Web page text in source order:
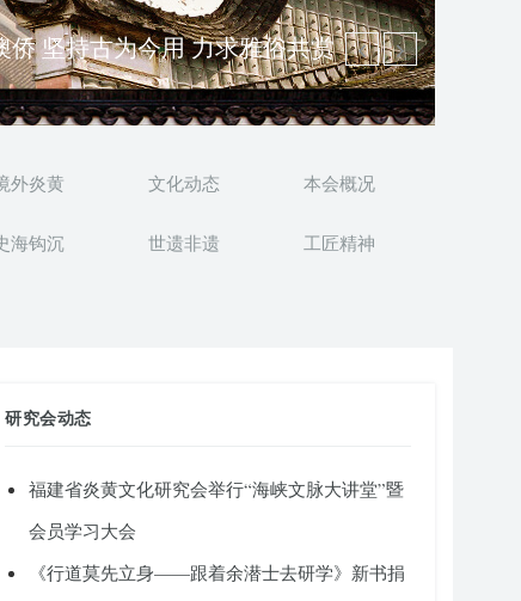
介绍民族瑰宝 宣传中华精英
坚持古为今用 力求雅俗共赏
外炎黄 文化动态 本会概况
海钩沉 世遗非遗 工匠精神
研究会动态
福建省炎黄文化研究会举行“海峡文脉大讲堂”暨
会员学习大会
《行道莫先立身——跟着余潜士去研学》新书捐